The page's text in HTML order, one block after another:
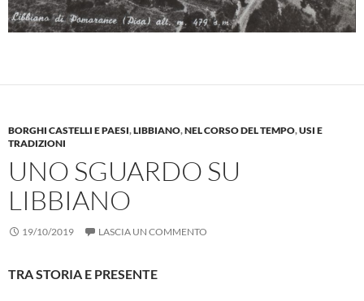
BORGHI CASTELLI E PAESI,LIBBIANO,NEL CORSO DEL TEMPO,USI E
TRADIZIONI
UNO SGUARDO SU
LIBBIANO
19/10/2019 LASCIA UN COMMENTO
TRA STORIA E PRESENTE